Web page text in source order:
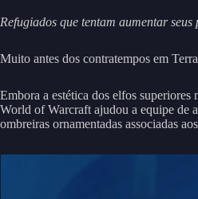
Refugiados que tentam aumentar
Muito antes dos contratempos em
Embora a estética dos elfos
World of Warcraft ajudou a equipe de
ombreiras ornamentadas associadas